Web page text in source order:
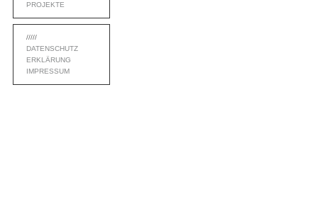
PROJEKTE
/////
DATENSCHUTZ
ERKLÄRUNG
IMPRESSUM